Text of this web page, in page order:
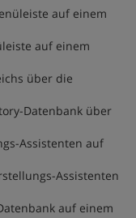
auf einem
auf einem
über die
Datenbank über
Assistenten auf
Assistenten
auf einem